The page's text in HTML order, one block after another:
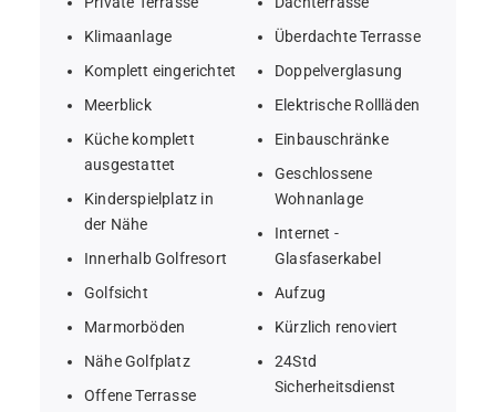
Luxuriöses Penthaus mit 3 Schlafzimmern im San
Roque Golf Club
Nach Süden ausgerichtete Terrasse mit
atemberaubendem Blick auf den Golfplatz und das
Geräumiger, offener Wohn- und Essbereich mit hohen
Voll ausgestattete moderne Küche und ensuite
Badezimmer in allen Schlafzimmern
Klimaanlage
Komplett eingerichtet
Meerblick
Küche komplett
ausgestattet
Kinderspielplatz in
der Nähe
Innerhalb Golfresort
Golfsicht
Marmorböden
Nähe Golfplatz
Offene Terrasse
Überdachte Terrasse
Doppelverglasung
Elektrische Rollläden
Einbauschränke
Geschlossene
Wohnanlage
Internet -
Glasfaserkabel
Aufzug
Kürzlich renoviert
24Std
Sicherheitsdienst